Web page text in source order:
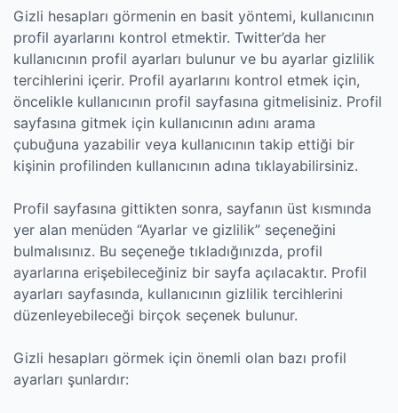
Gizli hesapları görmenin en basit yöntemi, kullanıcının
profil ayarlarını kontrol etmektir. Twitter’da her
kullanıcının profil ayarları bulunur ve bu ayarlar gizlilik
tercihlerini içerir. Profil ayarlarını kontrol etmek için,
öncelikle kullanıcının profil sayfasına gitmelisiniz. Profil
sayfasına gitmek için kullanıcının adını arama
çubuğuna yazabilir veya kullanıcının takip ettiği bir
kişinin profilinden kullanıcının adına tıklayabilirsiniz.
Profil sayfasına gittikten sonra, sayfanın üst kısmında
yer alan menüden “Ayarlar ve gizlilik” seçeneğini
bulmalısınız. Bu seçeneğe tıkladığınızda, profil
ayarlarına erişebileceğiniz bir sayfa açılacaktır. Profil
ayarları sayfasında, kullanıcının gizlilik tercihlerini
düzenleyebileceği birçok seçenek bulunur.
Gizli hesapları görmek için önemli olan bazı profil
ayarları şunlardır: